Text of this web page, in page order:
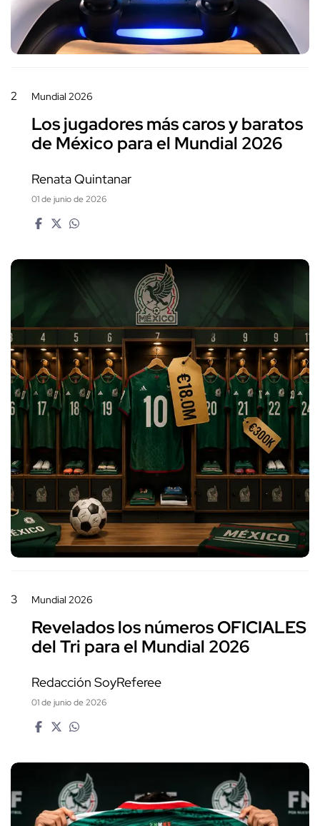
2 Mundial 2026
Los jugadores más caros y baratos
de México para el Mundial 2026
Renata Quintanar
01 de junio de 2026
3 Mundial 2026
Revelados los números OFICIALES
del Tri para el Mundial 2026
Redacción SoyReferee
01 de junio de 2026